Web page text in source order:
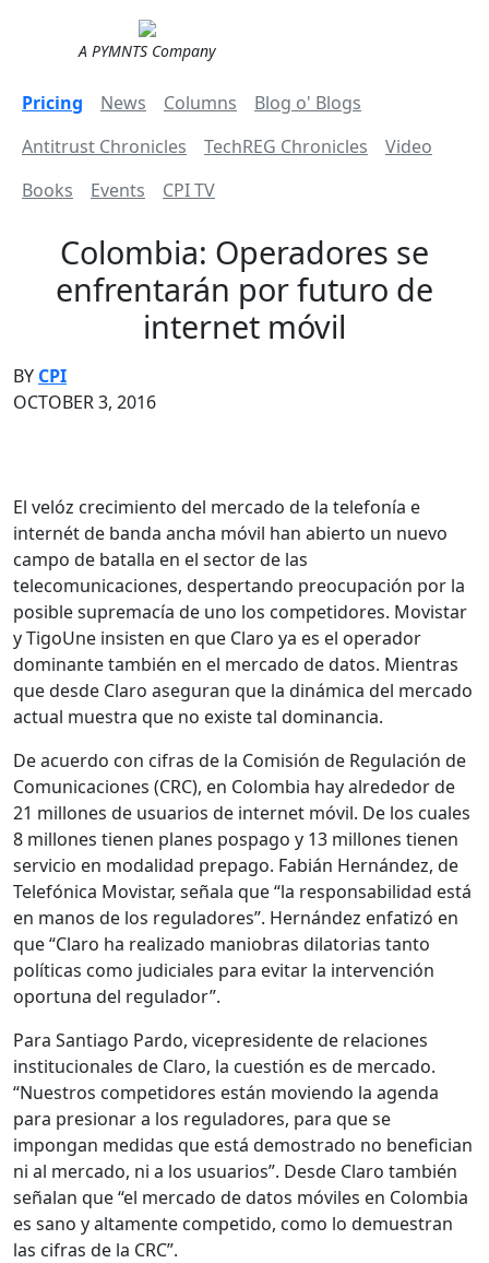
A PYMNTS Company
Pricing News Columns
Blog o' Blogs
Antitrust Chronicles
TechREG Chronicles
Video
Books
Events CPI TV
Colombia: Operadores se
enfrentarán por futuro de
internet móvil
BY CPI
OCTOBER 3, 2016
El velóz crecimiento del mercado de la telefonía e
internét de banda ancha móvil han abierto un nuevo
campo de batalla en el sector de las
telecomunicaciones, despertando preocupación por la
posible supremacía de uno los competidores. Movistar
y TigoUne insisten en que Claro ya es el operador
dominante también en el mercado de datos. Mientras
que desde Claro aseguran que la dinámica del mercado
actual muestra que no existe tal dominancia.
De acuerdo con cifras de la Comisión de Regulación de
Comunicaciones (CRC), en Colombia hay alrededor de
21 millones de usuarios de internet móvil. De los cuales
8 millones tienen planes pospago y 13 millones tienen
servicio en modalidad prepago. Fabián Hernández, de
Telefónica Movistar, señala que “la responsabilidad está
en manos de los reguladores”. Hernández enfatizó en
que “Claro ha realizado maniobras dilatorias tanto
políticas como judiciales para evitar la intervención
oportuna del regulador”.
Para Santiago Pardo, vicepresidente de relaciones
institucionales de Claro, la cuestión es de mercado.
“Nuestros competidores están moviendo la agenda
para presionar a los reguladores, para que se
impongan medidas que está demostrado no benefician
ni al mercado, ni a los usuarios”. Desde Claro también
señalan que “el mercado de datos móviles en Colombia
es sano y altamente competido, como lo demuestran
las cifras de la CRC”.